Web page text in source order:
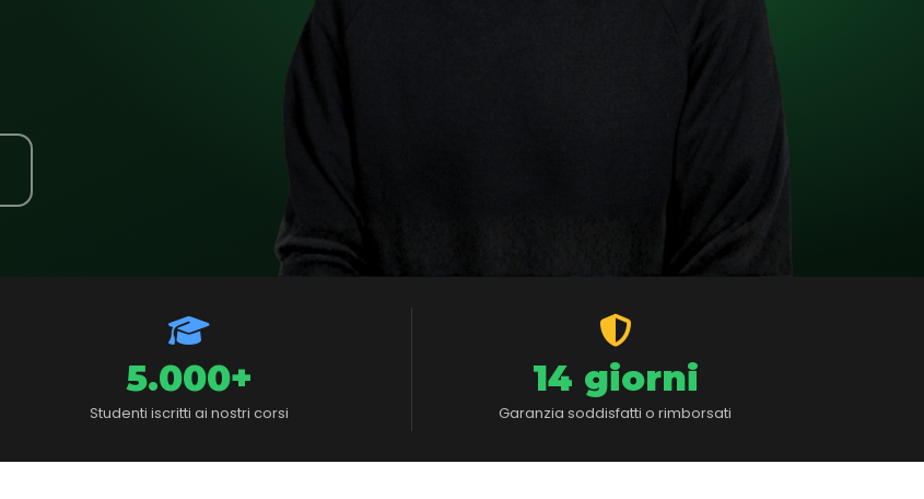
5.000+
Studenti iscritti ai nostri corsi
14 giorni
Garanzia soddisfatti o rimborsati